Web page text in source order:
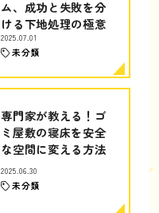
ム、成功と失敗を分
ける下地処理の極意
2025.07.01
未分類
専門家が教える！ゴ
ミ屋敷の寝床を安全
な空間に変える方法
2025.06.30
未分類